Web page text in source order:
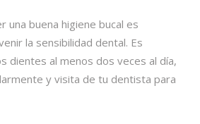
una buena higiene bucal es
la sensibilidad dental. Es
dientes al menos dos veces al día,
y visita de tu dentista para